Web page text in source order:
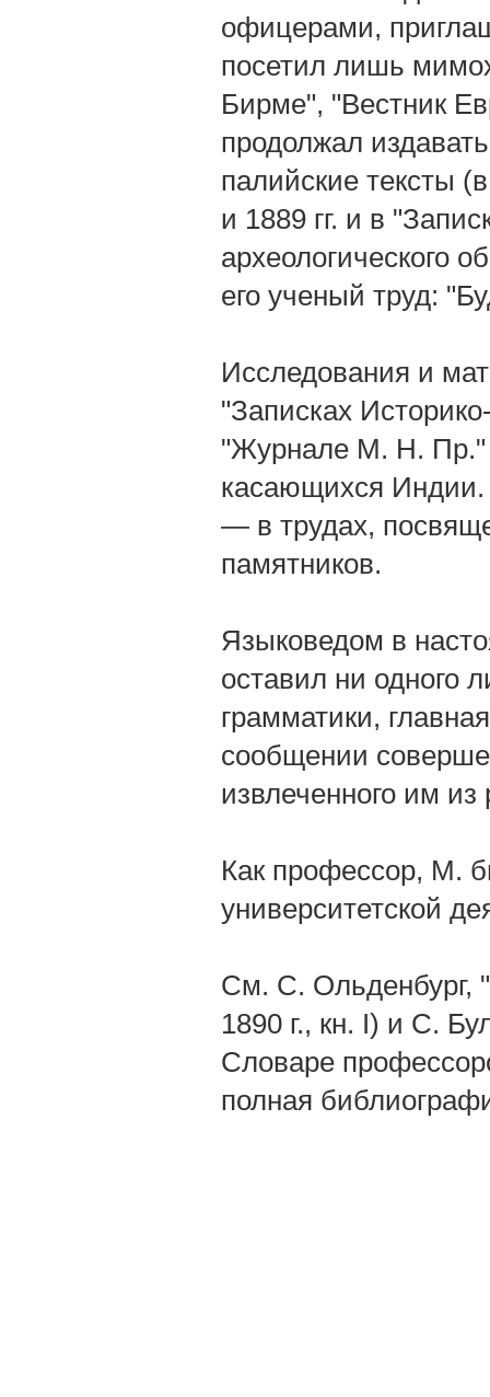
офицерами,
посетил лишь
Бирме", "Вестник
продолжал
палийские тексты
и 1889 гг. и в
археологического
его ученый труд:
Исследования и
"Записках
"Журнале М. Н. Пр."
касающихся Индии.
— в трудах,
памятников.
Языковедом в
оставил ни одного
грамматики,
сообщении
извлеченного им из
Как профессор, M.
университетской
См. С. Ольденбург,
1890 г., кн. I) и С.
Словаре
полная